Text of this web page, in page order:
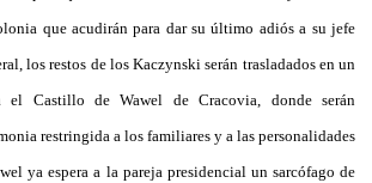
que acudirán para dar su último adiós a su jefe
los restos de los Kaczynski serán trasladados en un
el Castillo de Wawel de Cracovia, donde serán
restringida a los familiares y a las personalidades
ya espera a la pareja presidencial un sarcófago de